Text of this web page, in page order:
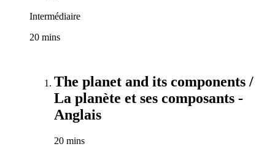
Intermédiaire
20 mins
The planet and its components /
La planète et ses composants -
Anglais
20 mins